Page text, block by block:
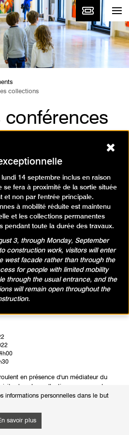
informations personnelles dans le but
savoir plus
collections
conférences
collections
en présence d'un médiateur du
dans les collections permanentes.
l'occasion d'un échange autour des
14 septembre inclus en raison
se fera à proximité de la sortie située
et non par l'entrée principale.
à mobilité réduite est maintenu
et les collections permanentes
pendant toute la durée des travaux.
3, through Monday, September
construction work, visitors will enter
west facade rather than through the
for people with limited mobility
through the usual entrance, and the
will remain open throughout the